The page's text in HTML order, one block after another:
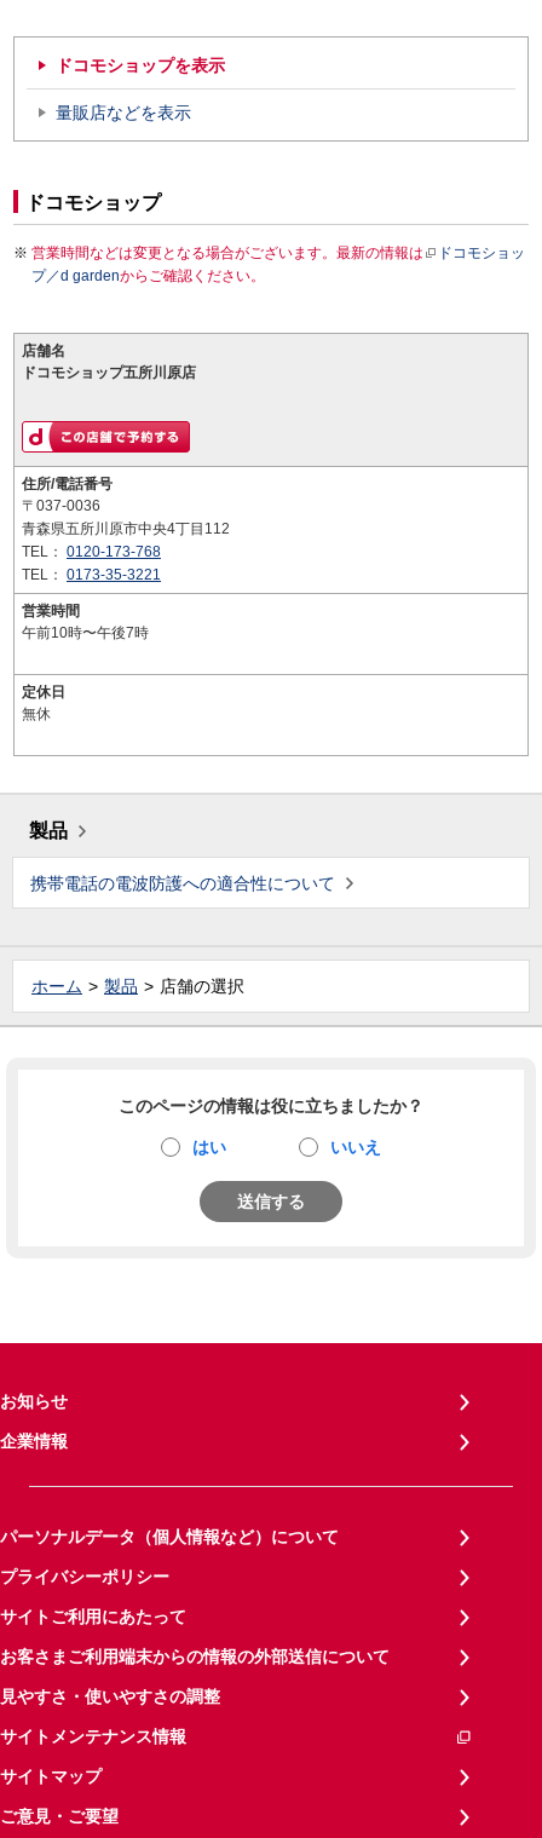
ドコモショップを表示
量販店などを表示
ドコモショップ
営業時間などは変更となる場合がございます。最新の情報は
ドコモショッ
プ／d gardenからご確認ください。
店舗名
ドコモショップ五所川原店
住所/電話番号
〒037-0036
青森県五所川原市中央4丁目112
TEL： 0120-173-768
TEL： 0173-35-3221
営業時間
午前10時〜午後7時
定休日
無休
製品
携帯電話の電波防護への適合性について
ホーム 製品 店舗の選択
このページの情報は役に立ちましたか？
はい いいえ
送信する
お知らせ
企業情報
パーソナルデータ（個人情報など）について
プライバシーポリシー
サイトご利用にあたって
お客さまご利用端末からの情報の外部送信について
見やすさ・使いやすさの調整
サイトメンテナンス情報
サイトマップ
ご意見・ご要望